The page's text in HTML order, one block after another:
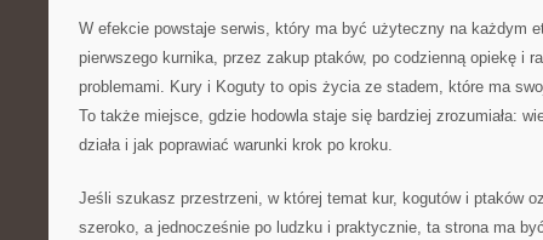
W efekcie powstaje serwis, który ma być użyteczny na każdym
pierwszego kurnika, przez zakup ptaków, po codzienną opiekę i
problemami. Kury i Koguty to opis życia ze stadem, które ma
To także miejsce, gdzie hodowla staje się bardziej zrozumiała:
działa i jak poprawiać warunki krok po kroku.
Jeśli szukasz przestrzeni, w której temat kur, kogutów i ptaków
szeroko, a jednocześnie po ludzku i praktycznie, ta strona ma